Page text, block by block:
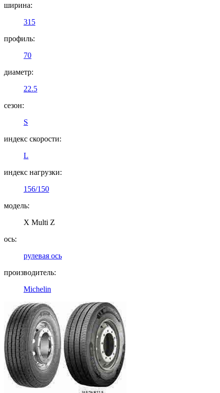
ширина:
315
профиль:
70
диаметр:
22.5
сезон:
S
индекс скорости:
L
индекс нагрузки:
156/150
модель:
X Multi Z
ось:
рулевая ось
производитель:
Michelin